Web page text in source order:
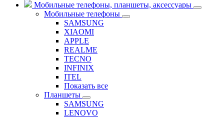
Мобильные телефоны, планшеты, аксессуары
Мобильные телефоны
SAMSUNG
XIAOMI
APPLE
REALME
TECNO
INFINIX
ITEL
Показать все
Планшеты
SAMSUNG
LENOVO